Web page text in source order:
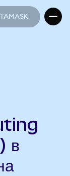
в